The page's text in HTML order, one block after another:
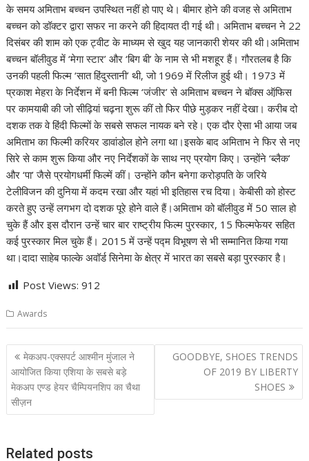
के समय अमिताभ बच्चन उपस्थित नहीं हो पाए थे। बीमार होने की वजह से अमिताभ
बच्चन को डॉक्टर द्वारा सफर ना करने की हिदायत दी गई थी। अमिताभ बच्चन ने 22
दिसंबर की शाम को एक ट्वीट के माध्यम से खुद यह जानकारी शेयर की थी।अमिताभ
बच्चन बॉलीवुड में ‘मेगा स्टार’ और ‘बिग बी’ के नाम से भी मशहूर हैं। गौरतलब है कि
उनकी पहली फिल्म ‘सात हिंदुस्तानी’ थी, जो 1969 में रिलीज हुई थी। 1973 में
प्रकाश मेहरा के निर्देशन में बनी फिल्म ‘जंजीर’ से अमिताभ बच्चन ने बॉक्स ऑफि़स
पर कामयाबी की जो सीढ़ियां चढ़ना शुरू कीं तो फिर पीछे मुड़कर नहीं देखा। करीब दो
दशक तक वे हिंदी फिल्मों के सबसे सफल नायक बने रहे। एक दौर ऐसा भी आया जब
अमिताभ का फिल्मी करियर डावांडोल होने लगा था।इसके बाद अमिताभ ने फिर से नए
सिरे से काम शुरू किया और नए निर्देशकों के साथ नए प्रयोग किए। उन्होंने ‘ब्लैक’
और ‘पा’ जैसे प्रयोगधर्मी फिल्में कीं। उन्होंने कौन बनेगा करोड़पति के जरिये
टेलीविजन की दुनिया में कदम रखा और यहां भी इतिहास रच दिया। केबीसी को होस्ट
करते हुए उन्हें लगभग दो दशक पूरे होने वाले हैं।अमिताभ को बॉलीवुड में 50 साल हो
चुके हैं और इस दौरान उन्हें चार बार राष्ट्रीय फिल्म पुरस्कार, 15 फिल्मफेयर सहित
कई पुरस्कार मिल चुके हैं। 2015 में उन्हें पद्म विभूषण से भी सम्मानित किया गया
था।दादा साहेब फाल्के अवॉर्ड सिनेमा के क्षेत्र में भारत का सबसे बड़ा पुरस्कार है।
Post Views: 912
Awards
Post
navigation
मेकअप-एक्सपर्ट आश्मीन मुंजाल ने
आयोजित किया एशिया के सबसे बड़े
मेकअप एण्ड हेयर चैम्पियनशिप का चैथा
सीज़न
GOODBYE, SHOES TRENDS
OF 2019 BY LIBERTY
SHOES
Related posts